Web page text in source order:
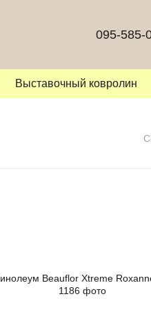
095-585-
Выставочный ковролин